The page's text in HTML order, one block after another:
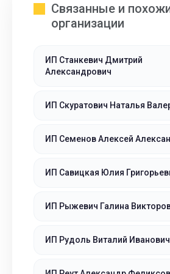
Связанные и
организации
ИП Станкевич Дмитрий
Александрович
ИП Скуратович Наталья
ИП Семенов Алексей
ИП Савицкая Юлия
ИП Рыжевич Галина
ИП Рудоль Виталий Иванович